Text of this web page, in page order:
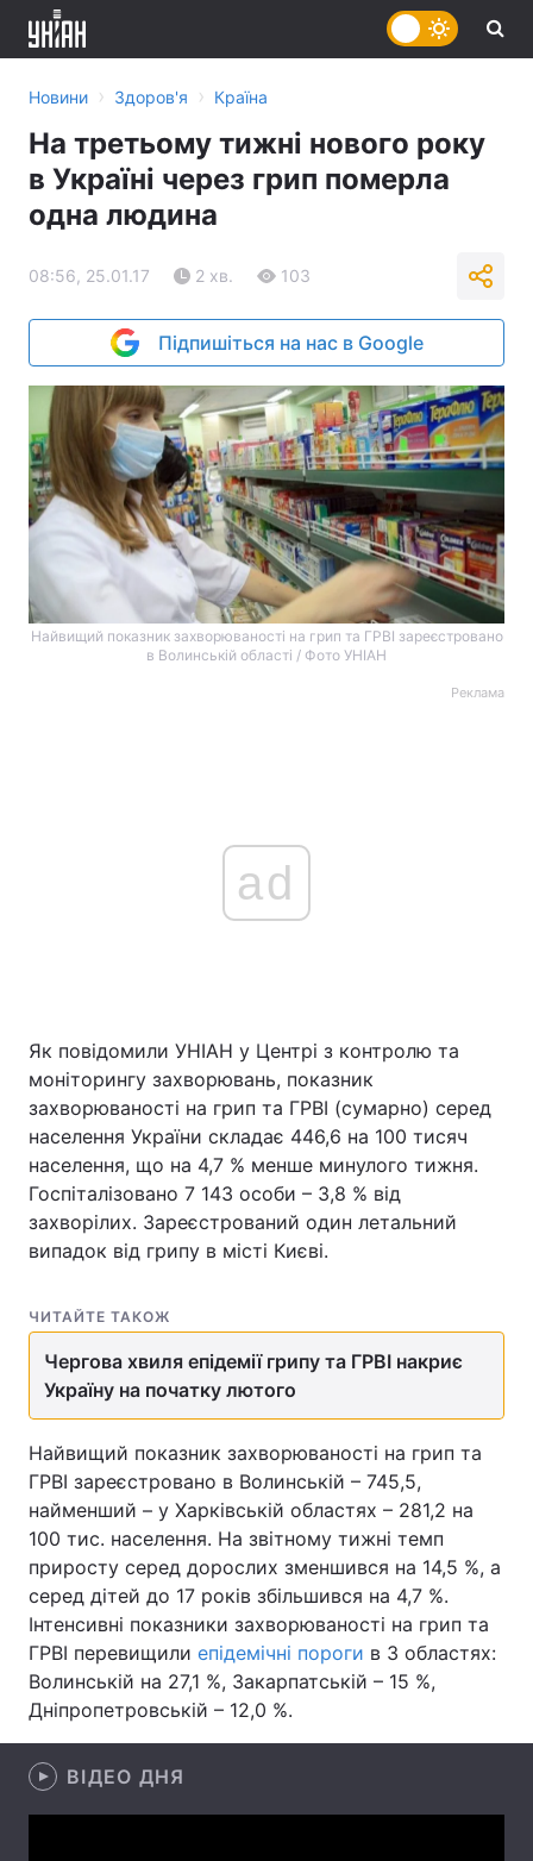
Головна Війна
Україна Політика
Спорт
Техно і зв'язок Лайт
Здоров'я Туризм
Цікавинки Погода
Екологія
Лонгріди
Відео з Youtube Статті
Інтерв'ю
Архів Вакансії
Новини › Здоров'я › Країна
На третьому тижні нового року
в Україні через грип померла
одна людина
08:56, 25.01.17 2 хв. 103
Підпишіться на нас в Google
Найвищий показник захворюваності на грип та ГРВІ зареєстровано
в Волинській області / Фото УНІАН
Реклама
ad
Як повідомили УНІАН у Центрі з контролю та
моніторингу захворювань, показник
захворюваності на грип та ГРВІ (сумарно) серед
населення України складає 446,6 на 100 тисяч
населення, що на 4,7 % менше минулого тижня.
Госпіталізовано 7 143 особи – 3,8 % від
захворілих. Зареєстрований один летальний
випадок від грипу в місті Києві.
ЧИТАЙТЕ ТАКОЖ
Чергова хвиля епідемії грипу та ГРВІ накриє
Україну на початку лютого
Найвищий показник захворюваності на грип та
ГРВІ зареєстровано в Волинській – 745,5,
найменший – у Харківській областях – 281,2 на
100 тис. населення. На звітному тижні темп
приросту серед дорослих зменшився на 14,5 %, а
серед дітей до 17 років збільшився на 4,7 %.
Інтенсивні показники захворюваності на грип та
ГРВІ перевищили епідемічні пороги в 3 областях:
Волинській на 27,1 %, Закарпатській – 15 %,
Дніпропетровській – 12,0 %.
ВІДЕО ДНЯ